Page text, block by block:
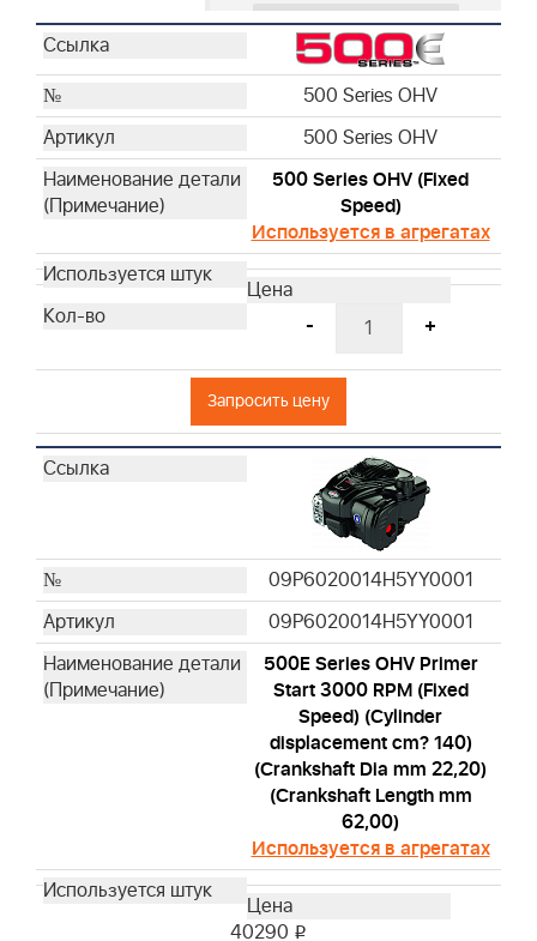
104M050048H5YY0001
104M0B0065H5YY0001
104M0B0116H5YY0001
597189
596088
593562
750 Series DOV
1006025025H5YY1001
1006020190H5YY7001
1006020178H5YY7001
1006020177H5YY7001
Husqvarna Series OHV
529347201
599912501
577616821
992423
500 Series OHV
500 Series OHV
500 Series OHV (Fixed
Speed)
Используется в агрегатах
- +
Запросить цену
09P6020014H5YY0001
09P6020014H5YY0001
500E Series OHV Primer
Start 3000 RPM (Fixed
Speed) (Cylinder
displacement cm? 140)
(Crankshaft Dia mm 22,20)
(Crankshaft Length mm
62,00)
Используется в агрегатах
40290 i